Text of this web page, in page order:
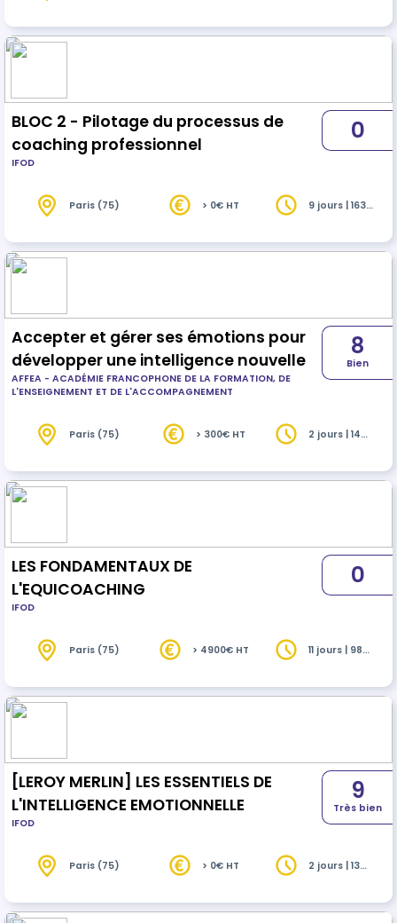
BLOC 2 - Pilotage du processus de
coaching professionnel
IFOD
0
Paris (75) > 0€ HT
9 jours | 163
Accepter et gérer ses émotions pour
développer une intelligence nouvelle
AFFEA - ACADÉMIE FRANCOPHONE DE LA FORMATION, DE
L'ENSEIGNEMENT ET DE L'ACCOMPAGNEMENT
8
Bien
Paris (75) > 300€ HT
2 jours | 14
LES FONDAMENTAUX DE
L'EQUICOACHING
IFOD
0
Paris (75) > 4900€ HT
11 jours | 98
[LEROY MERLIN] LES ESSENTIELS DE
L'INTELLIGENCE EMOTIONNELLE
IFOD
9
Très bien
Paris (75) > 0€ HT
2 jours | 13